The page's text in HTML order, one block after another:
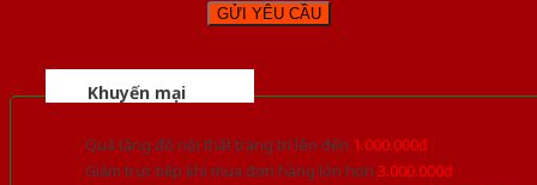
Khuyến mại
Quà tặng đồ nội thất trang trí lên đến 1.000.000đ
Giảm trực tiếp khi mua đơn hàng lớn hơn 3.000.000đ